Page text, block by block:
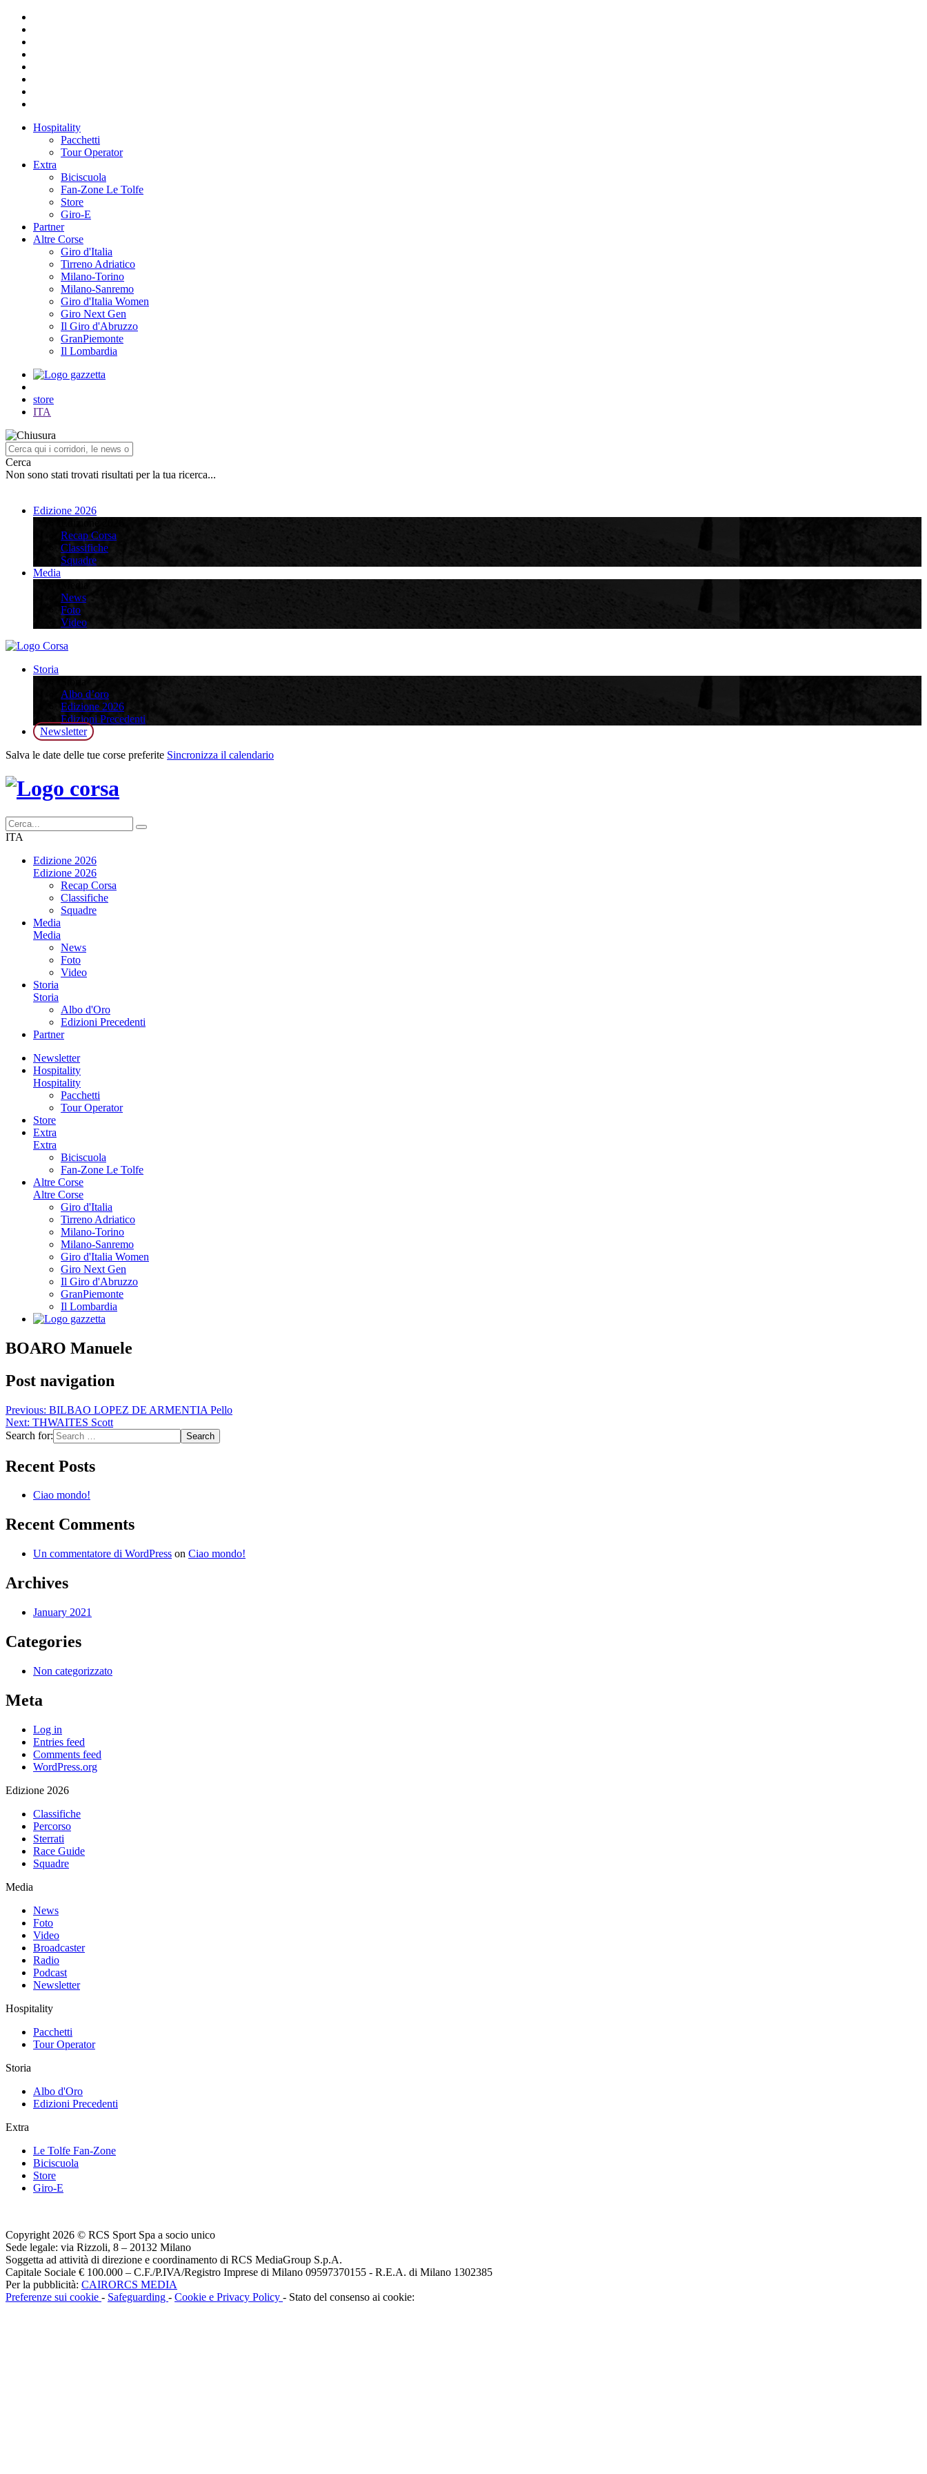
Hospitality
Pacchetti
Tour Operator
Extra
Biciscuola
Fan-Zone Le Tolfe
Store
Giro-E
Partner
Altre Corse
Giro d'Italia
Tirreno Adriatico
Milano-Torino
Milano-Sanremo
Giro d'Italia Women
Giro Next Gen
Il Giro d'Abruzzo
GranPiemonte
Il Lombardia
store
ITA
Cerca
Non sono stati trovati risultati per la tua ricerca...
Edizione 2026
Recap Corsa
Classifiche
Squadre
Media
News
Foto
Video
Storia
Albo d’oro
Edizione 2026
Edizioni Precedenti
Newsletter
Salva le date delle tue corse preferite Sincronizza il calendario
ITA
Edizione 2026
Edizione 2026
Recap Corsa
Classifiche
Squadre
Media
Media
News
Foto
Video
Storia
Storia
Albo d'Oro
Edizioni Precedenti
Partner
Newsletter
Hospitality
Hospitality
Pacchetti
Tour Operator
Store
Extra
Extra
Biciscuola
Fan-Zone Le Tolfe
Altre Corse
Altre Corse
Giro d'Italia
Tirreno Adriatico
Milano-Torino
Milano-Sanremo
Giro d'Italia Women
Giro Next Gen
Il Giro d'Abruzzo
GranPiemonte
Il Lombardia
BOARO Manuele
Post navigation
Previous: BILBAO LOPEZ DE ARMENTIA Pello
Next: THWAITES Scott
Search for:
Recent Posts
Ciao mondo!
Recent Comments
Un commentatore di WordPress on Ciao mondo!
Archives
January 2021
Categories
Non categorizzato
Meta
Log in
Entries feed
Comments feed
WordPress.org
Edizione 2026
Classifiche
Percorso
Sterrati
Race Guide
Squadre
Media
News
Foto
Video
Broadcaster
Radio
Podcast
Newsletter
Hospitality
Pacchetti
Tour Operator
Storia
Albo d'Oro
Edizioni Precedenti
Extra
Le Tolfe Fan-Zone
Biciscuola
Store
Giro-E
Copyright 2026 © RCS Sport Spa a socio unico
Sede legale: via Rizzoli, 8 – 20132 Milano
Soggetta ad attività di direzione e coordinamento di RCS MediaGroup S.p.A.
Capitale Sociale € 100.000 – C.F./P.IVA/Registro Imprese di Milano 09597370155 - R.E.A. di Milano 1302385
Per la pubblicità: CAIRORCS MEDIA
Preferenze sui cookie - Safeguarding - Cookie e Privacy Policy - Stato del consenso ai cookie: